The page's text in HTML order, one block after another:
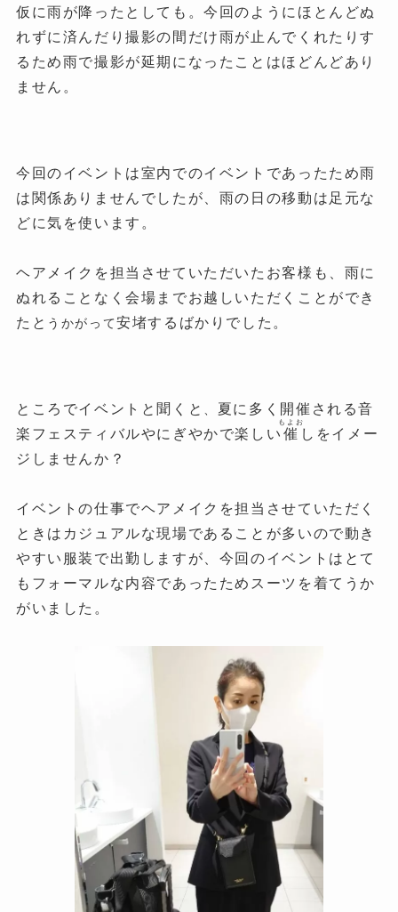
仮に雨が降ったとしても。今回のようにほとんどぬ
れずに済んだり撮影の間だけ雨が止んでくれたりす
るため雨で撮影が延期になったことはほどんどあり
ません。
今回のイベントは室内でのイベントであったため雨
は関係ありませんでしたが、雨の日の移動は足元な
どに気を使います。
ヘアメイクを担当させていただいたお客様も、雨に
ぬれることなく会場までお越しいただくことができ
たと うかがって安堵するばかりでした。
ところでイベントと聞くと 、 夏に多く開催される音
楽フェスティバルやにぎやかで楽しい 催
もよお
しをイメー
ジしませんか？
イベントの仕事でヘアメイクを担当させていただく
ときはカジュアルな現場であることが多いので動き
やすい服装で出勤しますが、今回のイベントはとて
もフォーマルな内容であったためスーツを着てうか
がいました。